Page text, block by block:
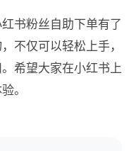
书粉丝自助下单有了
不仅可以轻松上手，
希望大家在小红书上
。